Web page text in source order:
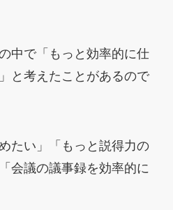
中で「もっと効率的に仕
と考えたことがあるので
たい」「もっと説得力の
会議の議事録を効率的に